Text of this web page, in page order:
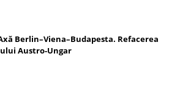
Berlin–Viena–Budapesta. Refacerea
Austro-Ungar